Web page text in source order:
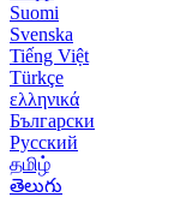
Suomi
Svenska
Tiếng Việt
Türkçe
ελληνικά
Български
Русский
தமிழ்
తెలుగు